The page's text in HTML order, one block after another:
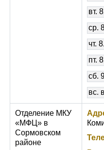
вт.
ср.
чт.
пт.
сб.
вс.
Отделение МКУ
«МФЦ» в
Сормовском
районе